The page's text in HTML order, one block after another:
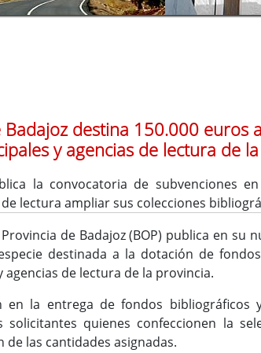
Badajoz destina 150.000 euros
y agencias de lectura de
la convocatoria de subvenciones
lectura ampliar sus colecciones
de Badajoz (BOP) publica en
destinada a la dotación de
de lectura de la provincia.
en la entrega de fondos
solicitantes quienes confeccionen la
de las cantidades asignadas.